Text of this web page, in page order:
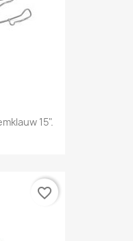
15".
favorite_border